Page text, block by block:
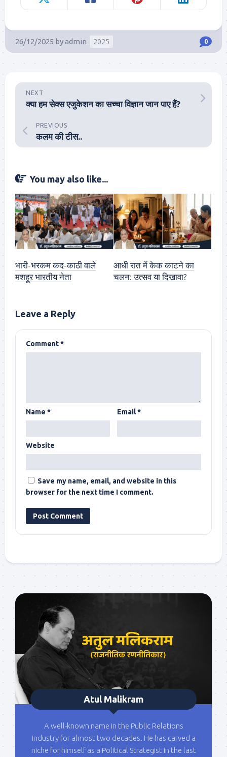
26/12/2025 byadmin 2025 0
NEXT
क्या हम सेक्स एजुकेशन का सच्चा विज्ञान जान पाए हैं?
PREVIOUS
कलम की टीस..
You may also like...
भारी-भरकम कद-काठी वाले
मशहूर भारतीय नेता
आधी रात में केक काटने का
चलन: उत्सव या दिखावा?
Leave a Reply
Comment*
Name * Email*
Website
Save my name, email, and website in this
browser for the next time I comment.
Atul Malikram
A well-known name in the Public Relations
industry for almost two decades. He has carved a
niche for himself as a Political Strategist in the last